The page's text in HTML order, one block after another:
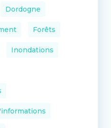
Dordogne
Forêts
Inondations